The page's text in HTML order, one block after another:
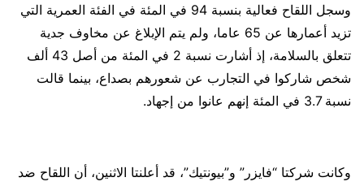
وسجل اللقاح فعالية بنسبة 94 في المئة في الفئة العمرية التي
تزيد أعمارها عن 65 عاما، ولم يتم الإبلاغ عن مخاوف جدية
تتعلق بالسلامة، إذ أشارت نسبة 2 في المئة من أصل 43 ألف
شخص شاركوا في التجارب عن شعورهم بصداع، بينما قالت
نسبة 3.7 في المئة إنهم عانوا من إجهاد.
وكانت شركتا “فايزر” و”بيونتيك”، قد أعلنتا الاثنين، أن اللقاح ضد